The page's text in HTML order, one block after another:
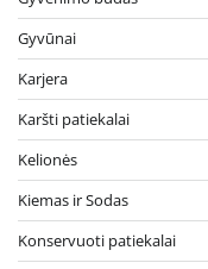
Gyvūnai
Karjera
Karšti patiekalai
Kelionės
Kiemas ir Sodas
Konservuoti patiekalai